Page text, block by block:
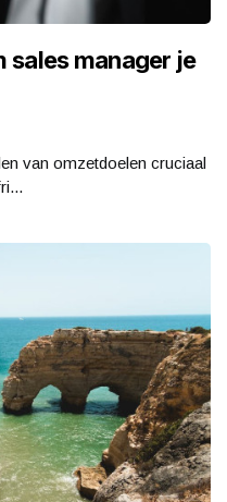
sales manager je
van omzetdoelen cruciaal